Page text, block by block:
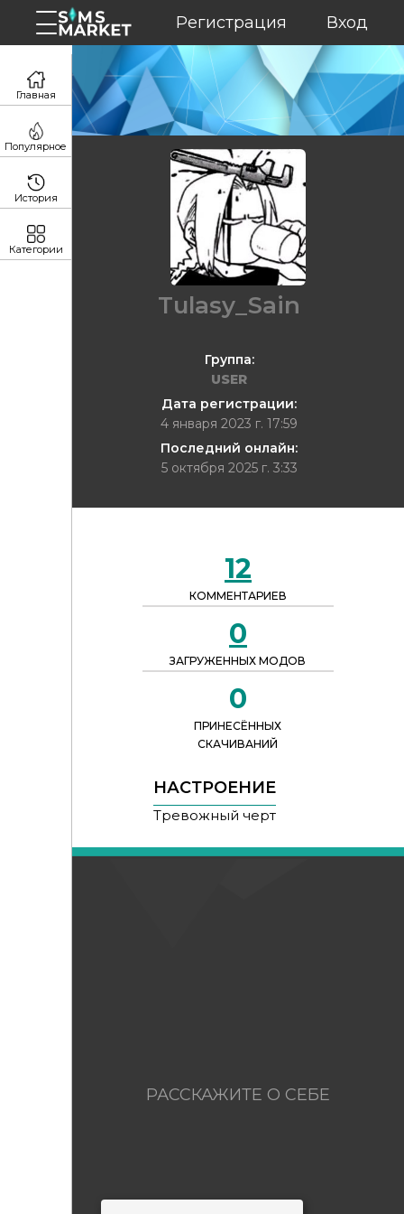
Регистрация Вход
Tulasy_Sain
Группа:
USER
Дата регистрации:
4 января 2023 г. 17:59
Последний онлайн:
5 октября 2025 г. 3:33
12
КОММЕНТАРИЕВ
0
ЗАГРУЖЕННЫХ МОДОВ
0
ПРИНЕСЁННЫХ
СКАЧИВАНИЙ
НАСТРОЕНИЕ
Тревожный черт
РАССКАЖИТЕ О СЕБЕ
Главная
Популярное
История
Категории